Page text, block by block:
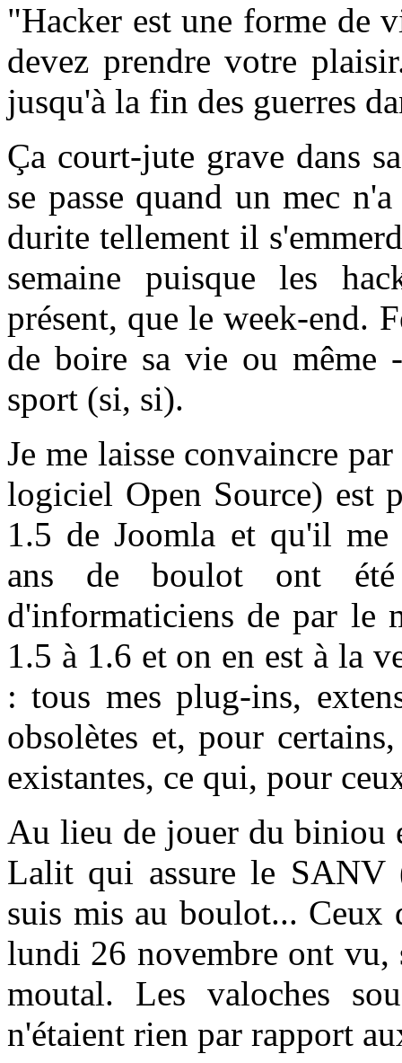
"Hacker est une forme de
devez prendre votre
jusqu'à la fin des guerres
Ça court-jute grave dans
se passe quand un mec
durite tellement il
semaine puisque les
présent, que le week-end.
de boire sa vie ou
sport (si, si).
Je me laisse convaincre
logiciel Open Source) est
1.5 de Joomla et qu'il me
ans de boulot ont été
d'informaticiens de par le
1.5 à 1.6 et on en est à la
: tous mes plug-ins,
obsolètes et, pour
existantes, ce qui, pour
Au lieu de jouer du biniou
Lalit qui assure le SANV
suis mis au boulot... Ceux
lundi 26 novembre ont vu,
moutal. Les valoches
n'étaient rien par rapport